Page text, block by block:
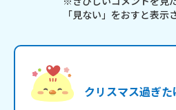
「見ない」をおすと表示
クリスマス過ぎた